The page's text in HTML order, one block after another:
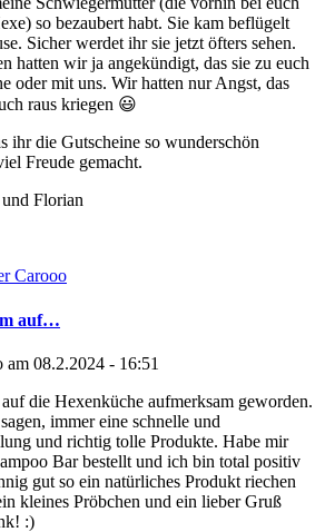
so bezaubert habt. Sie kam beflügelt
Sicher werdet ihr sie jetzt öfters sehen.
hatten wir ja angekündigt, das sie zu euch
oder mit uns. Wir hatten nur Angst, das
raus kriegen 😃
ihr die Gutscheine so wunderschön
Freude gemacht.
Florian
auf…
am 08.2.2024 - 16:51
die Hexenküche aufmerksam geworden.
immer eine schnelle und
und richtig tolle Produkte. Habe mir
Bar bestellt und ich bin total positiv
gut so ein natürliches Produkt riechen
kleines Pröbchen und ein lieber Gruß
:)